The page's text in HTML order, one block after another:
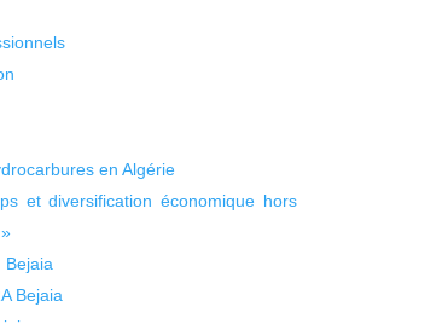
en Algérie
et diversification économique hors
Bejaia
Bejaia